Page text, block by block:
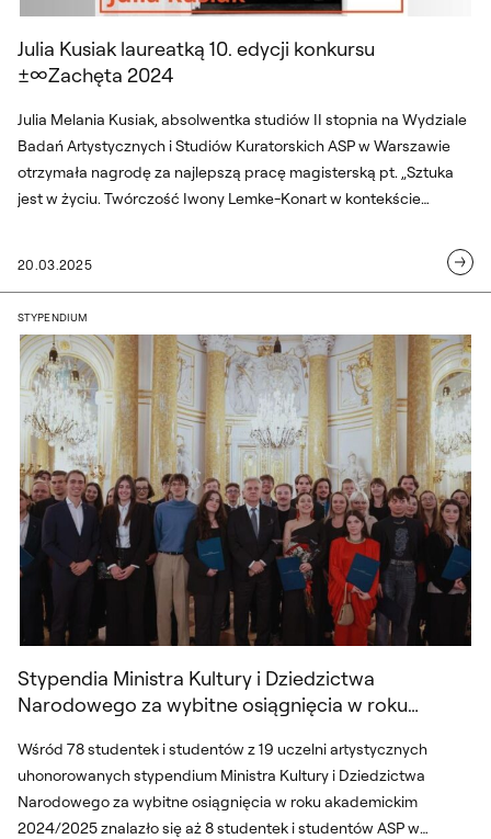
Julia Kusiak laureatką 10. edycji konkursu
±∞Zachęta 2024
Julia Melania Kusiak, absolwentka studiów II stopnia na Wydziale
Badań Artystycznych i Studiów Kuratorskich ASP w Warszawie
otrzymała nagrodę za najlepszą pracę magisterską pt. „Sztuka
jest w życiu. Twórczość Iwony Lemke-Konart w kontekście
20.03.2025
Stypendia Ministra Kultury i
STYPENDIUM
Stypendia Ministra Kultury i
Stypendia Ministra Kultury i Dziedzictwa
Narodowego za wybitne osiągnięcia w roku
Wśród 78 studentek i studentów z 19 uczelni artystycznych
uhonorowanych stypendium Ministra Kultury i Dziedzictwa
Narodowego za wybitne osiągnięcia w roku akademickim
2024/2025 znalazło się aż 8 studentek i studentów ASP w